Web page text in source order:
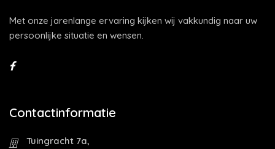
Met onze jarenlange ervaring kijken wij vakkundig naar uw
persoonlijke situatie en wensen.
Contactinformatie
Tuingracht 7a,